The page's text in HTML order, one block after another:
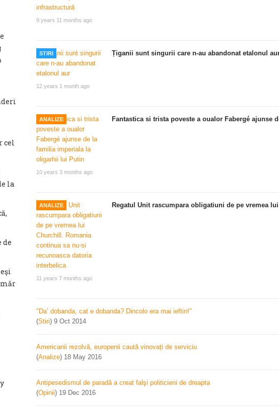
cel
la
de
9 years 11 months ago
STIRI
12 years 1 month ago
Țiganii sunt singurii care n-au abandonat etalonul
ANALIZE
10 years 3 months ago
Fantastica si trista poveste a oualor Fabergé
ANALIZE
11 years 7 months ago
Regatul Unit rascumpara obligatiuni de pe vremea
"Da’ dobanda, cat e dobanda? Dincolo era mai ieftin!"
(Stiri) 9 Oct 2014
Americanii rezolvă, europenii caută vinovați de serviciu
(Analize) 18 May 2016
Antipesedismul de paradă a creat falşi politicieni de dreapta
(Opinii) 19 Dec 2016